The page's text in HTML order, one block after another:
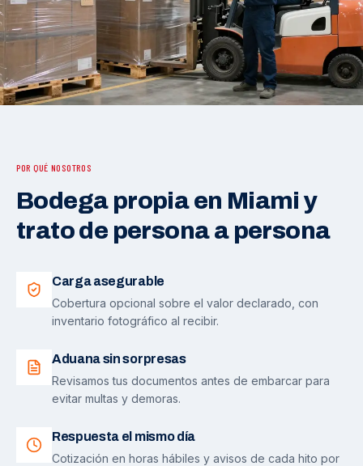
POR QUÉ NOSOTROS
Bodega propia en Miami y
trato de persona a persona
Carga asegurable
Cobertura opcional sobre el valor declarado, con
inventario fotográfico al recibir.
Aduana sin sorpresas
Revisamos tus documentos antes de embarcar para
evitar multas y demoras.
Respuesta el mismo día
Cotización en horas hábiles y avisos de cada hito por